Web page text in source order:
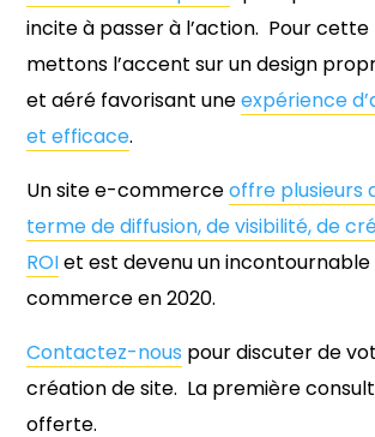
incite à passer à l’action. Pour cette
mettons l’accent sur un design
et aéré favorisant uneexpérience
et efficace.
Un site e-commerceoffre plusieurs
terme de diffusion, de visibilité, de
ROIet est devenu un
commerce en 2020.
Contactez-nous pour discuter de
création de site. La première
offerte.